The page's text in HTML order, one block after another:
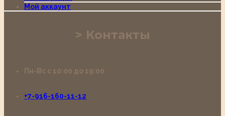
Мой аккаунт
Контакты
Пн-Вс с 10:00 до 19:00
+7-916-160-11-12